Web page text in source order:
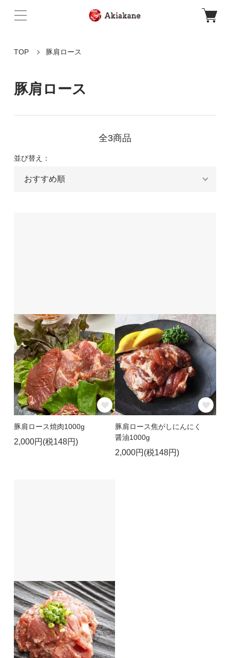
TOP 豚肩ロース
豚肩ロース
全3商品
並び替え：
豚肩ロース焼肉1000g
2,000円(税148円)
豚肩ロース焦がしにんにく
醤油1000g
2,000円(税148円)